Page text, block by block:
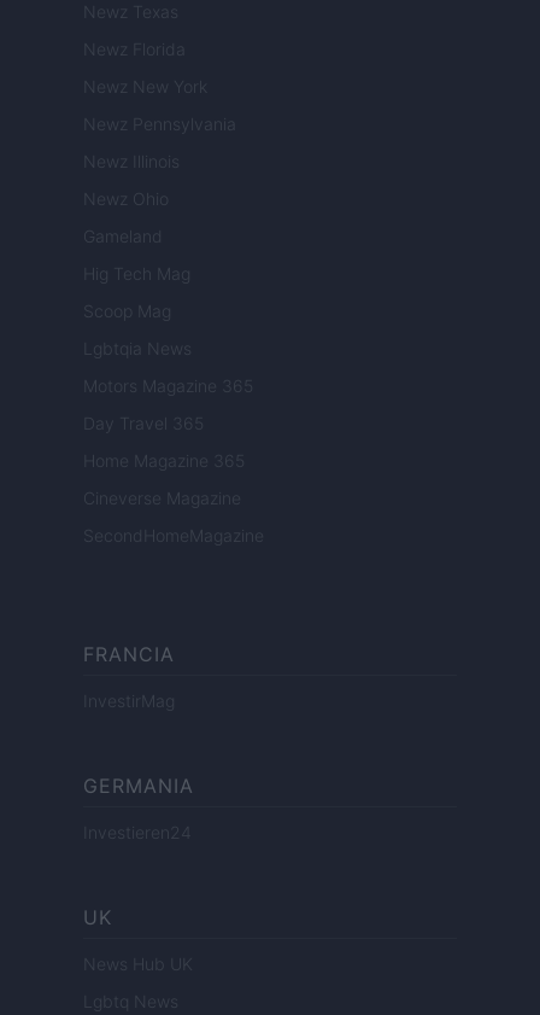
Newz Texas
Newz Florida
Newz New York
Newz Pennsylvania
Newz Illinois
Newz Ohio
Gameland
Hig Tech Mag
Scoop Mag
Lgbtqia News
Motors Magazine 365
Day Travel 365
Home Magazine 365
Cineverse Magazine
SecondHomeMagazine
FRANCIA
InvestirMag
GERMANIA
Investieren24
UK
News Hub UK
Lgbtq News